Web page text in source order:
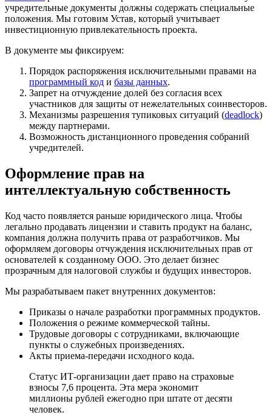
учредительные документы должны содержать специальные
положения. Мы готовим Устав, который учитывает
инвестиционную привлекательность проекта.
В документе мы фиксируем:
Порядок распоряжения исключительными правами на
программный код и базы данных.
Запрет на отчуждение долей без согласия всех
участников для защиты от нежелательных соинвесторов.
Механизмы разрешения тупиковых ситуаций (deadlock)
между партнерами.
Возможность дистанционного проведения собраний
учредителей.
Оформление прав на
интеллектуальную собственность
Код часто появляется раньше юридического лица. Чтобы
легально продавать лицензии и ставить продукт на баланс,
компания должна получить права от разработчиков. Мы
оформляем договоры отчуждения исключительных прав от
основателей к созданному ООО. Это делает бизнес
прозрачным для налоговой службы и будущих инвесторов.
Мы разрабатываем пакет внутренних документов:
Приказы о начале разработки программных продуктов.
Положения о режиме коммерческой тайны.
Трудовые договоры с сотрудниками, включающие
пункты о служебных произведениях.
Акты приема-передачи исходного кода.
Статус ИТ-организации дает право на страховые
взносы 7,6 процента. Эта мера экономит
миллионы рублей ежегодно при штате от десяти
человек.